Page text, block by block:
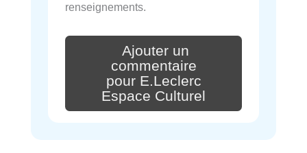
renseignements.
Ajouter un
commentaire
pour E.Leclerc
Espace Culturel